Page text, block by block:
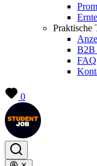
Praktische
B2B
FAQ
0